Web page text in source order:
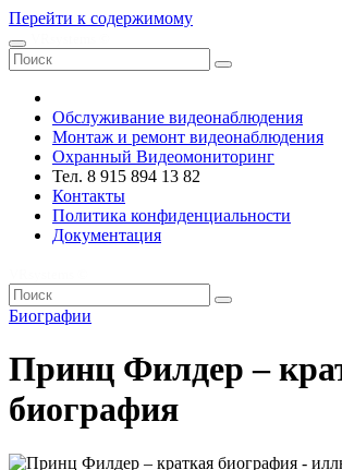
Перейти к содержимому
Обслуживание видеонаблюдения
Монтаж и ремонт видеонаблюдения
Охранный Видеомониторинг
Тел. 8 915 894 13 82
Контакты
Политика конфиденциальности
Документация
Биографии
Принц Филдер –
биография